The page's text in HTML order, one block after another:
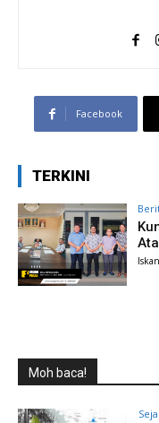
Facebook
TERKINI
Moh baca!